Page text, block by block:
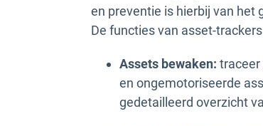
en preventie is hierbij van het
De functies van asset-
Assets bewaken: traceer
en ongemotoriseerde
gedetailleerd overzicht